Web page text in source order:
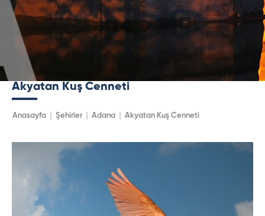
Akyatan Kuş Cenneti
Anasayfa Şehirler Adana Akyatan Kuş Cenneti